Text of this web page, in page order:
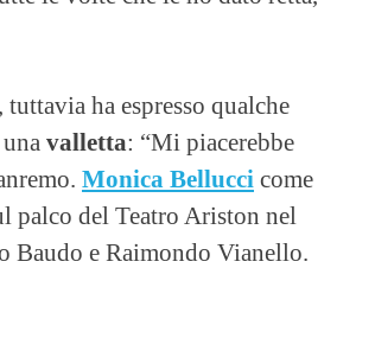
ha espresso qualche
valletta: “Mi piacerebbe
Monica Bellucci come
palco del Teatro Ariston nel
Baudo e Raimondo Vianello.